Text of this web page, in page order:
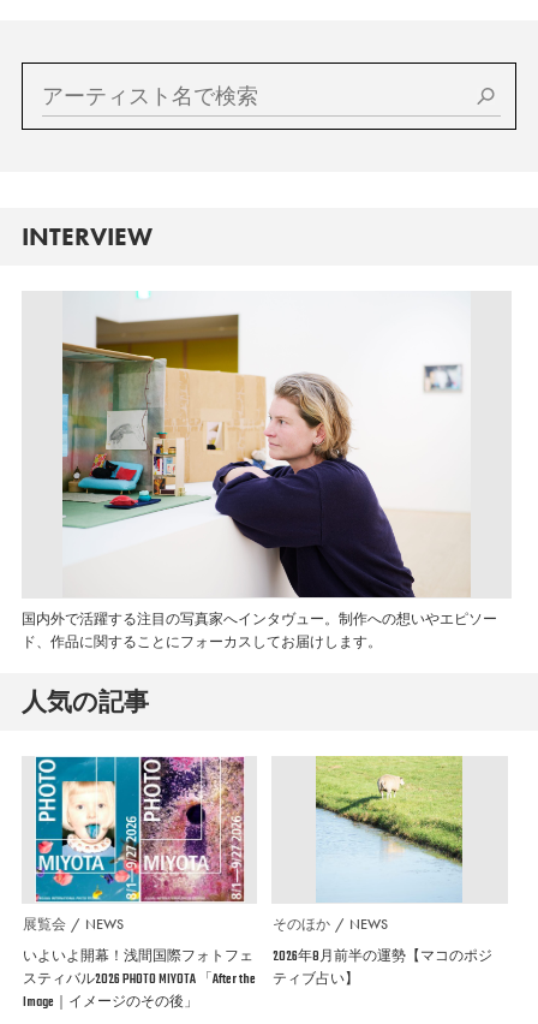
INTERVIEW
国内外で活躍する注目の写真家へインタヴュー。制作への想いやエピソー
ド、作品に関することにフォーカスしてお届けします。
人気の記事
展覧会 NEWS
いよいよ開幕！浅間国際フォトフェ
スティバル2026 PHOTO MIYOTA 「After the
Image｜イメージのその後」
そのほか NEWS
2026年8月前半の運勢【マコのポジ
ティブ占い】